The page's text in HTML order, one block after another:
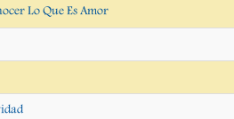
Lo Que Es Amor